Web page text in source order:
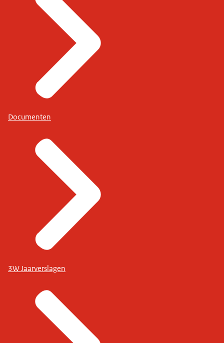
Documenten
3W Jaarverslagen